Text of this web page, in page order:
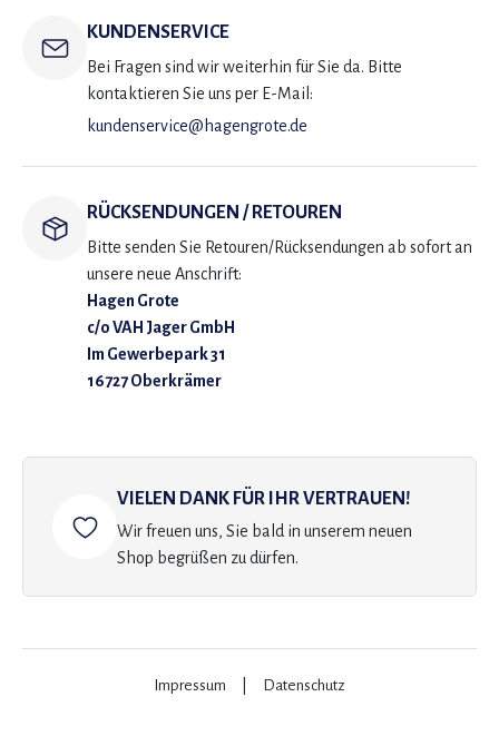
KUNDENSERVICE
Bei Fragen sind wir weiterhin für Sie da. Bitte
kontaktieren Sie uns per E-Mail:
kundenservice@hagengrote.de
RÜCKSENDUNGEN / RETOUREN
Bitte senden Sie Retouren/Rücksendungen ab sofort an
unsere neue Anschrift:
Hagen Grote
c/o VAH Jager GmbH
Im Gewerbepark 31
16727 Oberkrämer
VIELEN DANK FÜR IHR VERTRAUEN!
Wir freuen uns, Sie bald in unserem neuen
Shop begrüßen zu dürfen.
Impressum Datenschutz